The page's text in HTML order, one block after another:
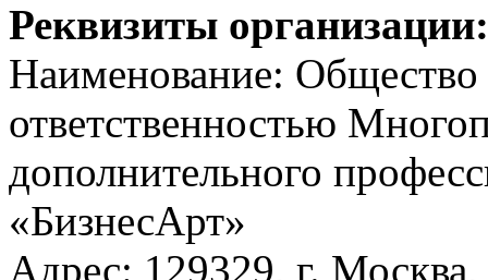
Реквизиты организации:
Наименование: Общество
ответственностью
дополнительного
«БизнесАрт»
Адрес: 129329, г.